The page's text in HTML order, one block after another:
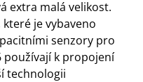
extra malá velikost.
je vybaveno
senzory pro
používají k propojení
technologii